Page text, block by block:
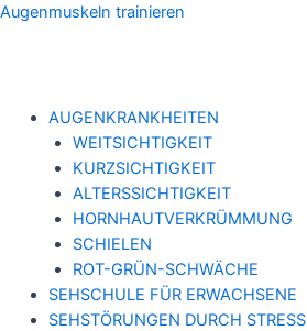
Zum
Augenmuskeln trainieren
AUGENKRANKHEITEN
WEITSICHTIGKEIT
KURZSICHTIGKEIT
ALTERSSICHTIGKEIT
HORNHAUTVERKRÜMMUNG
SCHIELEN
ROT-GRÜN-SCHWÄCHE
SEHSCHULE FÜR ERWACHSENE
SEHSTÖRUNGEN DURCH STRESS